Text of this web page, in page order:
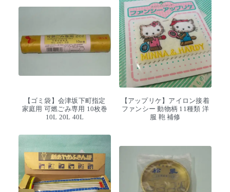
【ゴミ袋】会津坂下町指定
家庭用 可燃ごみ専用 10枚巻
10L 20L 40L
【アップリケ】アイロン接着
ファンシー 動物柄 11種類 洋
服 鞄 補修